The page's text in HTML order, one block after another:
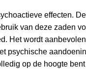
effecten.
van deze zaden
Het wordt
psychische
op de hoogte